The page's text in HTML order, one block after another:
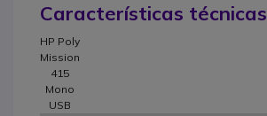
Características técnicas
HP Poly
Mission
415
Mono
USB